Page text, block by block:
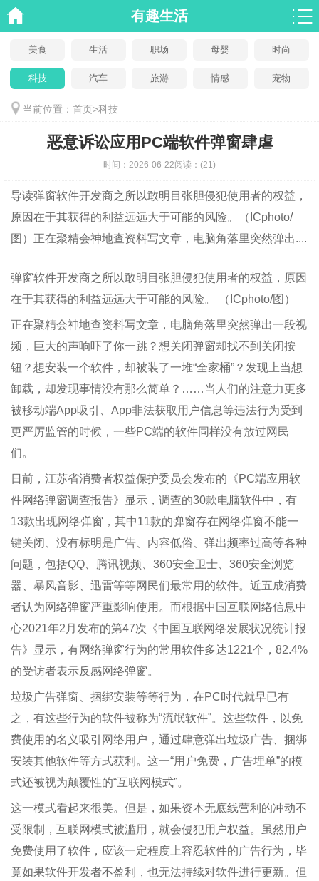
有趣生活
美食 生活 职场 母婴 时尚
科技 汽车 旅游 情感 宠物
当前位置： 首页>科技
恶意诉讼应用PC端软件弹窗肆虐
时间： 2026-06-22阅读： (21)
导读弹窗软件开发商之所以敢明目张胆侵犯使用者的权益，
原因在于其获得的利益远远大于可能的风险。（ICphoto/
图）正在聚精会神地查资料写文章，电脑角落里突然弹出....
弹窗软件开发商之所以敢明目张胆侵犯使用者的权益，原因
在于其获得的利益远远大于可能的风险。 （ICphoto/图）
正在聚精会神地查资料写文章，电脑角落里突然弹出一段视
频，巨大的声响吓了你一跳？想关闭弹窗却找不到关闭按
钮？想安装一个软件，却被装了一堆“全家桶”？发现上当想
卸载，却发现事情没有那么简单？……当人们的注意力更多
被移动端App吸引、App非法获取用户信息等违法行为受到
更严厉监管的时候，一些PC端的软件同样没有放过网民
们。
日前，江苏省消费者权益保护委员会发布的《PC端应用软
件网络弹窗调查报告》显示，调查的30款电脑软件中，有
13款出现网络弹窗，其中11款的弹窗存在网络弹窗不能一
键关闭、没有标明是广告、内容低俗、弹出频率过高等各种
问题，包括QQ、腾讯视频、360安全卫士、360安全浏览
器、暴风音影、迅雷等等网民们最常用的软件。近五成消费
者认为网络弹窗严重影响使用。而根据中国互联网络信息中
心2021年2月发布的第47次《中国互联网络发展状况统计报
告》显示，有网络弹窗行为的常用软件多达1221个，82.4%
的受访者表示反感网络弹窗。
垃圾广告弹窗、捆绑安装等等行为，在PC时代就早已有
之，有这些行为的软件被称为“流氓软件”。这些软件，以免
费使用的名义吸引网络用户，通过肆意弹出垃圾广告、捆绑
安装其他软件等方式获利。这一“用户免费，广告埋单”的模
式还被视为颠覆性的“互联网模式”。
这一模式看起来很美。但是，如果资本无底线营利的冲动不
受限制，互联网模式被滥用，就会侵犯用户权益。虽然用户
免费使用了软件，应该一定程度上容忍软件的广告行为，毕
竟如果软件开发者不盈利，也无法持续对软件进行更新。但